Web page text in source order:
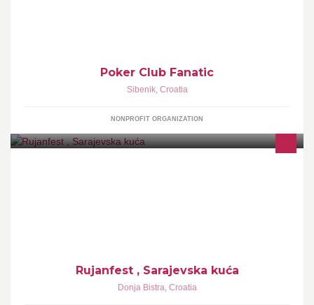
Poker Club Fanatic
Sibenik, Croatia
NONPROFIT ORGANIZATION
Rujanfest , Sarajevska kuća
Donja Bistra Croatia